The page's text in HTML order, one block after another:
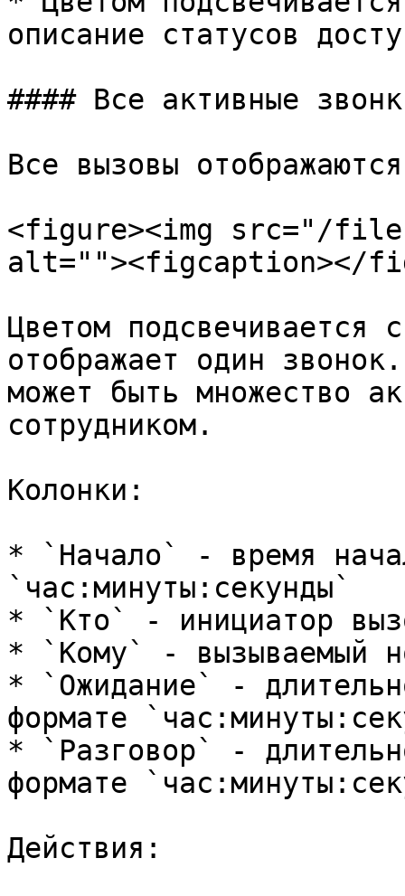
описание статусов
#### Все активные
Все вызовы
<figure><img src="/
alt=""><figcaption></
Цветом подсвечивается
отображает один
может быть множество
сотрудником.
Колонки:
* `Начало` - время
`час:минуты:секунды`
* `Кто` - инициатор
* `Кому` - вызываемый
* `Ожидание` -
формате
* `Разговор` -
формате
Действия: